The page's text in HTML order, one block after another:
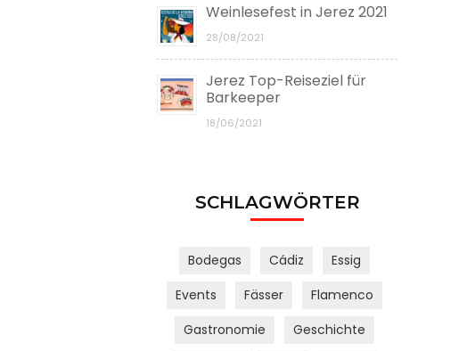
Weinlesefest in Jerez 2021
28/08/2021
Jerez Top-Reiseziel für
Barkeeper
18/06/2021
SCHLAGWÖRTER
Bodegas Cádiz
Essig
Events
Fässer
Flamenco
Gastronomie
Geschichte